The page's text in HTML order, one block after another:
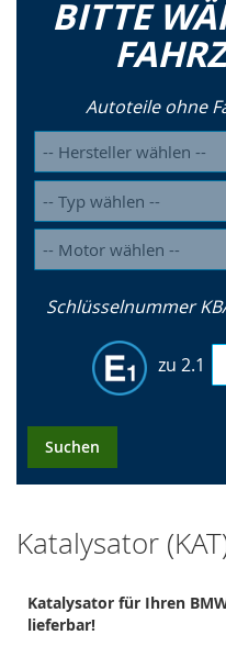
BITTE
Autoteile ohne
Schlüsselnummer
zu 2.1
Suchen
Katalysator
Katalysator für Ihren
lieferbar!